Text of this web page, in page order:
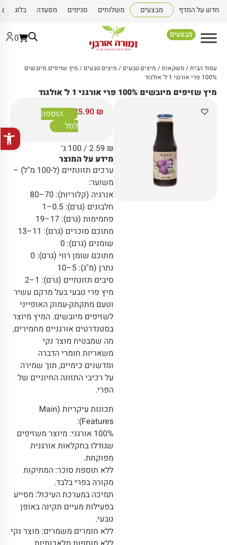
פתח
חדש על המדף מבצעים משלוחים סניפים מסעדה בלוג
מבצעים 0
עמוד הבית/ משקאות/ מיצים טבעים / מיצים טבעים / מיץ שזיפים מיובשים
100% פרי אורגני 1 ל' אולגוד
מיץ שזיפים מיובשים 100% פרי אורגני 1 ל' אולגוד
25.90 ₪
הוספה
לסל
2.59 ₪
/ 100 ג׳
מידע על המוצר
ערכים תזונתיים (ל-100 מ"ל) –
משוער:
אנרגיה (קלוריות): 70–80
חלבונים (גרם): 0.5–1
פחמימות (גרם): 17–19
מתוכם סוכרים (גרם): 11–13
שומנים (גרם): 0
מתוכם שומן רווי (גרם): 0
נתרן (מ"ג): 5–10
סיבים תזונתיים (גרם): 1–2
מיץ פרי טבעי בעל מרקם עשיר
וטעם מתקתק-עמוק האופייני
לשזיפים מיובשים. המיץ מיוצר
בסטנדרטים אורגניים מחמירים,
מה שמבטיח מוצר נקי
משאריות חומרי הדברה
ומדשנים כימיים, תוך שמירה
על רכיבי התזונה החיוניים של
הפרי.
תכונות עיקריות (Main
Features):
100% אורגני: מיוצר משזיפים
שגודלו בחקלאות אורגנית
מפוקחת.
ללא תוספת סוכר: המתיקות
מקורה בפרי בלבד.
תמיכה במערכת העיכול: מסייע
בפעילות מעיים תקינה באופן
טבעי.
ללא חומרים משמרים: מוצר נקי